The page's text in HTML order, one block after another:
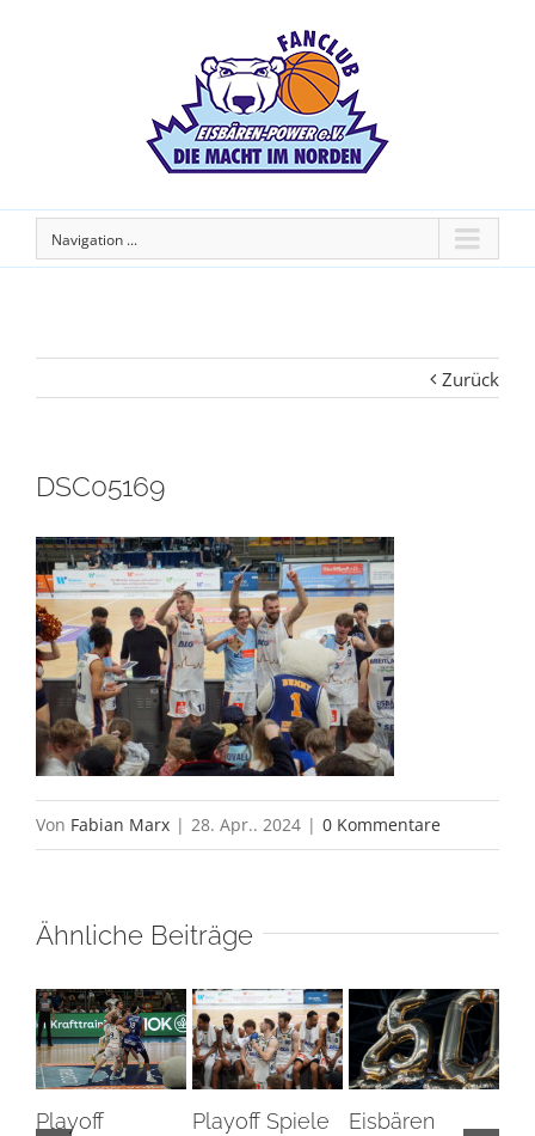
Navigation ...
Zurück
DSC05169
Von Fabian Marx | 28. Apr.. 2024 | 0 Kommentare
Ähnliche Beiträge
Playoff
Playoff Spiele
Eisbären